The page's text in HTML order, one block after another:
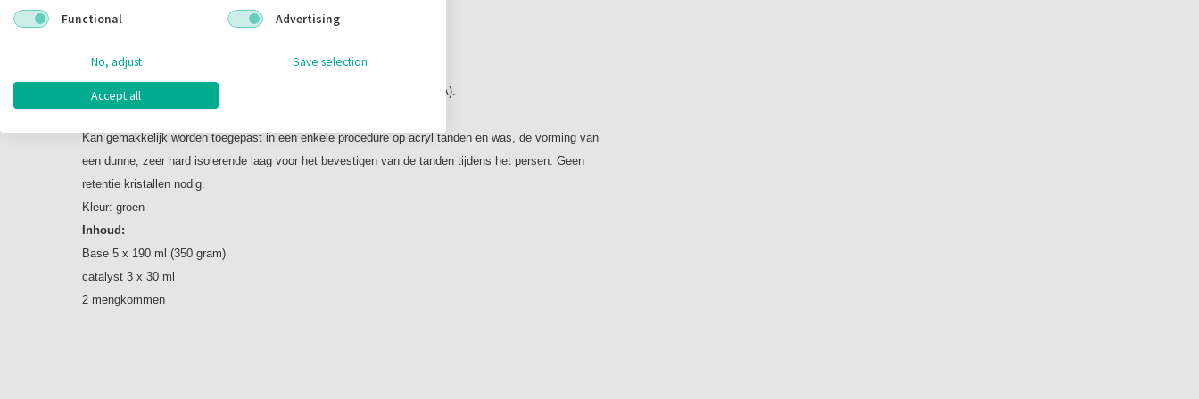
Isolerend en modellerend materiaal, op C-siliconen basis.
light bodied, uitstekende stabiliteit, zeer hoge eindhardheid (75 Shore A).
Kan gemakkelijk worden toegepast in een enkele procedure op acryl tanden en was, de vorming van
een dunne, zeer hard isolerende laag voor het bevestigen van de tanden tijdens het persen. Geen
retentie kristallen nodig.
Kleur: groen
Inhoud:
Base 5 x 190 ml (350 gram)
catalyst 3 x 30 ml
2 mengkommen
Functional
Advertising
No, adjust Save selection
Accept all